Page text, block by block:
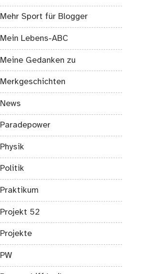
Mehr Sport für Blogger
Mein Lebens-ABC
Meine Gedanken zu
Merkgeschichten
News
Paradepower
Physik
Politik
Praktikum
Projekt 52
Projekte
PW